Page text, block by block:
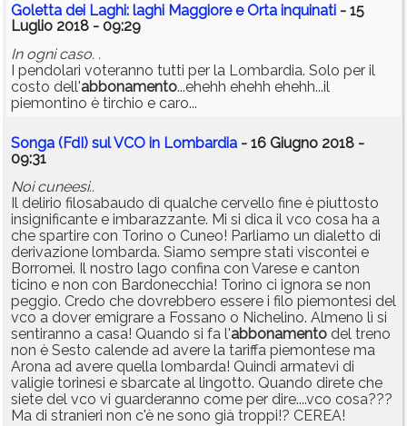
Goletta dei Laghi: laghi Maggiore e Orta inquinati - 15
Luglio 2018 - 09:29
In ogni caso. .
I pendolari voteranno tutti per la Lombardia. Solo per il
costo dell'abbonamento...ehehh ehehh ehehh...il
piemontino è tirchio e caro...
Songa (FdI) sul VCO in Lombardia - 16 Giugno 2018 -
09:31
Noi cuneesi..
Il delirio filosabaudo di qualche cervello fine è piuttosto
insignificante e imbarazzante. Mi si dica il vco cosa ha a
che spartire con Torino o Cuneo! Parliamo un dialetto di
derivazione lombarda. Siamo sempre stati viscontei e
Borromei. Il nostro lago confina con Varese e canton
ticino e non con Bardonecchia! Torino ci ignora se non
peggio. Credo che dovrebbero essere i filo piemontesi del
vco a dover emigrare a Fossano o Nichelino. Almeno lì si
sentiranno a casa! Quando si fa l'abbonamento del treno
non è Sesto calende ad avere la tariffa piemontese ma
Arona ad avere quella lombarda! Quindi armatevi di
valigie torinesi e sbarcate al lingotto. Quando direte che
siete del vco vi guarderanno come per dire....vco cosa???
Ma di stranieri non c'è ne sono già troppi!? CEREA!